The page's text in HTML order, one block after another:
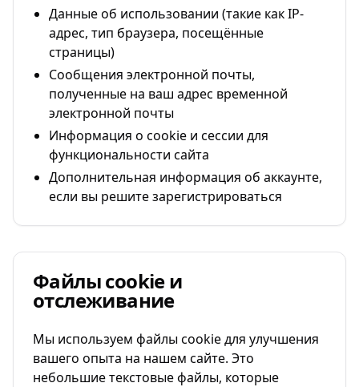
Данные об использовании (такие как IP-
адрес, тип браузера, посещённые
страницы)
Сообщения электронной почты,
полученные на ваш адрес временной
электронной почты
Информация о cookie и сессии для
функциональности сайта
Дополнительная информация об аккаунте,
если вы решите зарегистрироваться
Файлы cookie и
отслеживание
Мы используем файлы cookie для улучшения
вашего опыта на нашем сайте. Это
небольшие текстовые файлы, которые